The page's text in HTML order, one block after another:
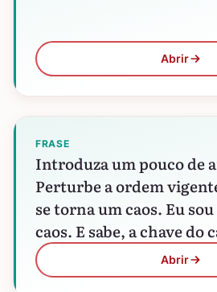
Abrir
FRASE
Introduza um pouco de
Perturbe a ordem
se torna um caos. Eu
caos. E sabe, a chave do
Abrir